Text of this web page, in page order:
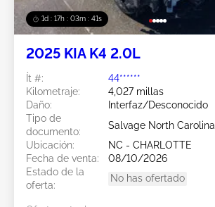
1d : 17h : 03m : 38s
2025 KIA K4 2.0L
Ít #:
44******
Kilometraje:
4,027 millas
Daño:
Interfaz/Desconocido
Tipo de
documento:
Salvage North Carolina
Ubicación:
NC - CHARLOTTE
Fecha de venta:
08/10/2026
Estado de la
oferta:
No has ofertado